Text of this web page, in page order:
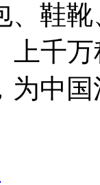
、鞋
上千
为中